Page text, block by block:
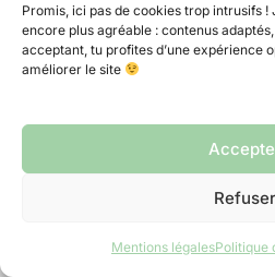
Promis, ici pas de cookies trop intrusifs
encore plus agréable : contenus
acceptant, tu profites d’une expérience
améliorer le site
Refuser
Mentions légalesPolitique
Ne pars pas
articles sont